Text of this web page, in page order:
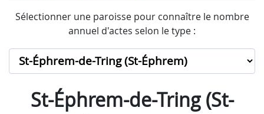
Sélectionner une paroisse pour connaître le nombre
annuel d'actes selon le type :
St-Éphrem-de-Tring (St-